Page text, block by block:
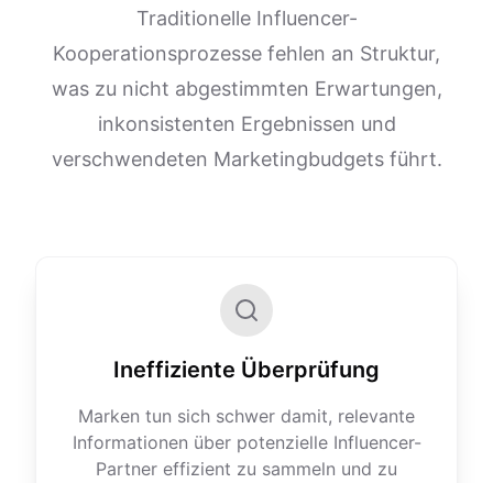
Traditionelle Influencer-
Kooperationsprozesse fehlen an Struktur,
was zu nicht abgestimmten Erwartungen,
inkonsistenten Ergebnissen und
verschwendeten Marketingbudgets führt.
Ineffiziente Überprüfung
Marken tun sich schwer damit, relevante
Informationen über potenzielle Influencer-
Partner effizient zu sammeln und zu